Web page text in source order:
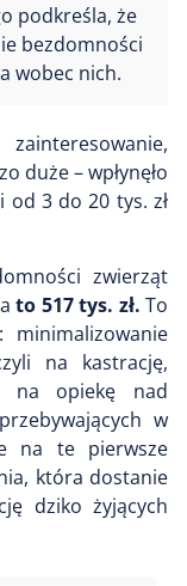
podkreśla, że
bezdomności
wobec nich.
duże – wpłynęło
od 3 do 20 tys. zł
zwierząt
to 517 tys. zł. To
minimalizowanie
na kastrację,
na opiekę nad
w
na te pierwsze
która dostanie
dziko żyjących